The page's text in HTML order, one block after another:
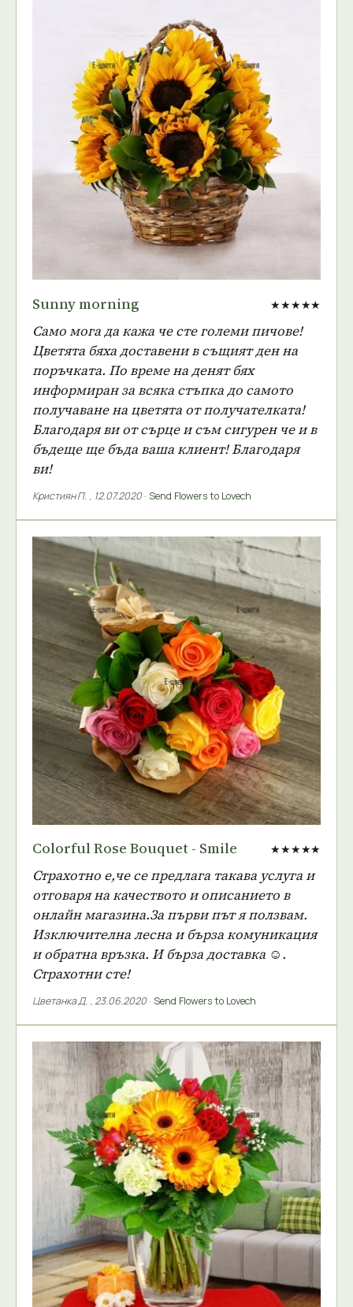
Sunny morning ★★★★★
Само мога да кажа че сте големи пичове!
Цветята бяха доставени в същият ден на
поръчката. По време на денят бях
информиран за всяка стъпка до самото
получаване на цветята от получателката!
Благодаря ви от сърце и съм сигурен че и в
бъдеще ще бъда ваша клиент! Благодаря
ви!
Кристиян П. , 12.07.2020· Send Flowers to Lovech
Colorful Rose Bouquet - Smile ★★★★★
Страхотно е,че се предлага такава услуга и
отговаря на качеството и описанието в
онлайн магазина.За първи път я ползвам.
Изключителна лесна и бърза комуникация
и обратна връзка. И бърза доставка ☺️.
Страхотни сте!
Цветанка Д. , 23.06.2020· Send Flowers to Lovech